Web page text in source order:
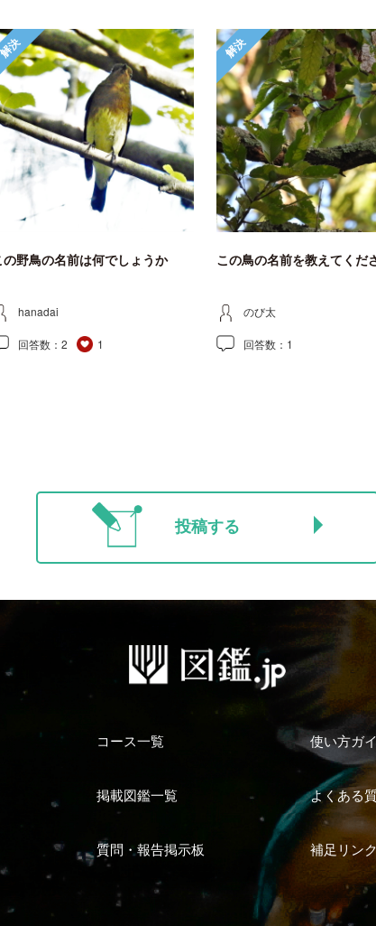
決
の野鳥の名前は何でしょうか
hanadai
回答数： 2 1
解決
この鳥の名前を教えてくだ
のび太
回答数： 1
投稿する
コース一覧 使い方ガ
掲載図鑑一覧 よくある
質問・報告掲示板 補足リン